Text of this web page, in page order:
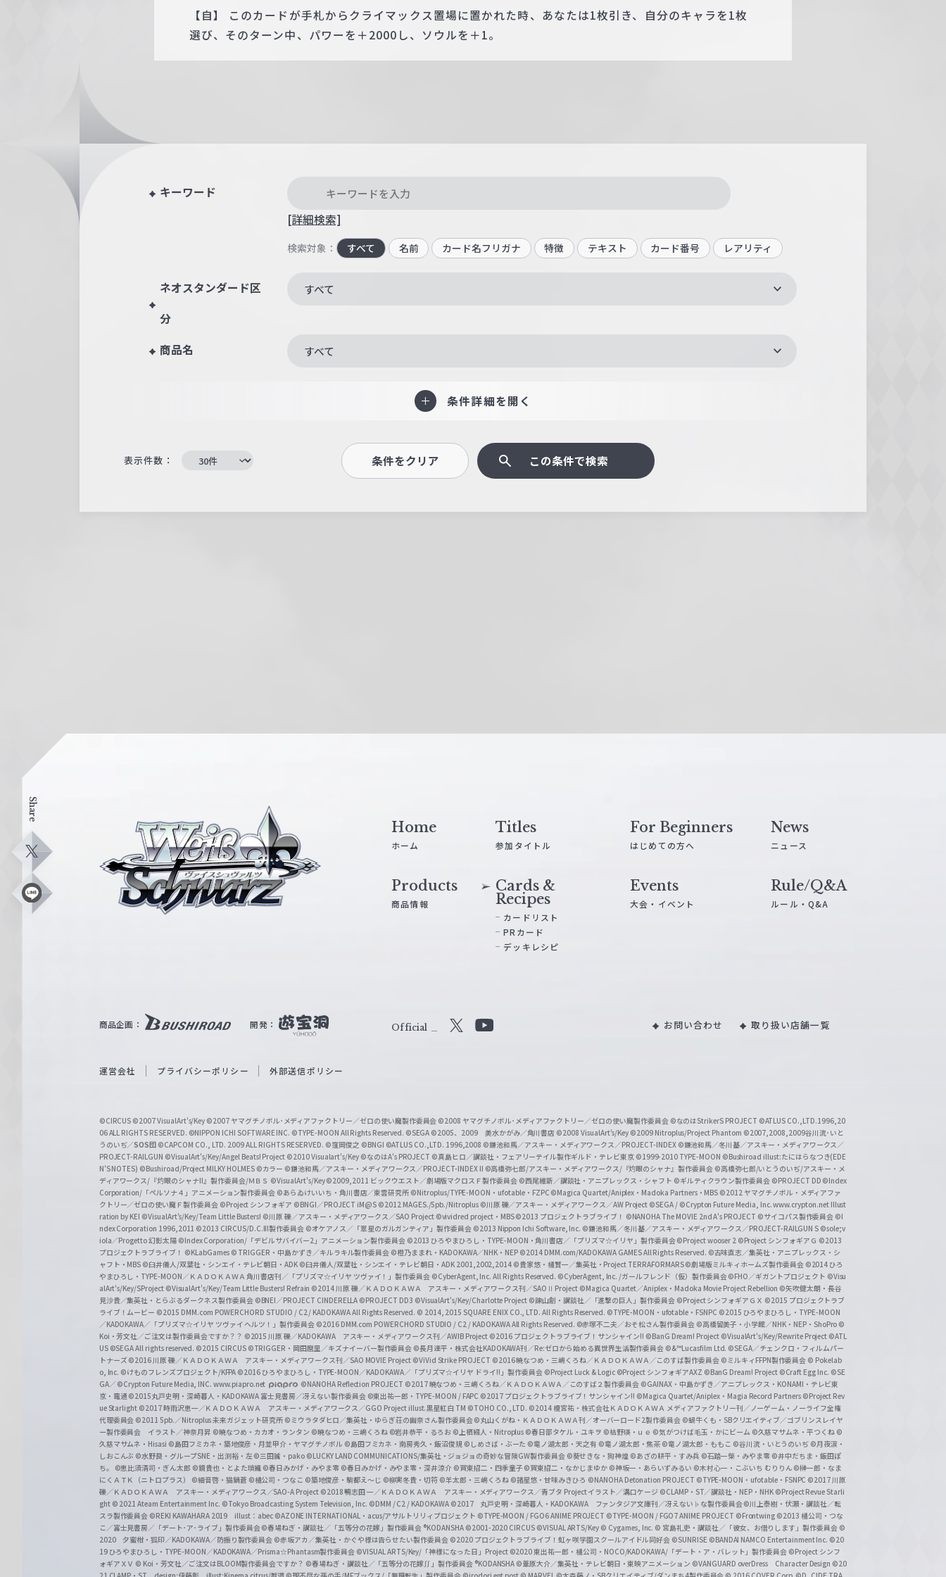
【自】 このカードが手札からクライマックス置場に置かれた時、あなたは1枚引き、自分のキャラを1枚
選び、そのターン中、パワーを＋2000し、ソウルを＋1。
キーワード
[詳細検索]
検索対象： すべて 名前 カード名フリガナ 特徴 テキスト カード番号 レアリティ
ネオスタンダード区
分
すべて
商品名 すべて
条件詳細を開く
表示件数： 条件をクリア この条件で検索
Share
X
L
ス
W
i
c
h
w
a
r
z
Home
ホーム
Titles
参加タイトル
For Beginners
はじめての方へ
News
ニュース
Products
商品情報
Cards &
Recipes
カードリスト
PRカード
デッキレシピ
Events
大会・イベント
Rule/Q&A
ルール・Q&A
商品企画： 開発： Official
Y
b
e
O
f
f
i
c
i
a
l
C
h
a
n
n
e
l
お問い合わせ 取り扱い店舗一覧
運営会社 プライバシーポリシー 外部送信ポリシー
©CIRCUS ©2007 VisualArt's/Key ©2007 ヤマグチノボル･メディアファクトリー／ゼロの使い魔製作委員会 ©2008 ヤマグチノボル･メディアファクトリー／ゼロの使い魔製作委員会 ©なのはStrikerS PROJECT ©ATLUS CO.,LTD.1996,20
06 ALL RIGHTS RESERVED. ©NIPPON ICHI SOFTWARE INC. ©TYPE-MOON All Rights Reserved. ©SEGA ©2005、2009 美水かがみ／角川書店 ©2008 VisualArt's/Key ©2009 Nitroplus/Project Phantom ©2007,2008,2009谷川流･いと
うのいぢ／SOS団 ©CAPCOM CO., LTD. 2009 ALL RIGHTS RESERVED. ©窪岡俊之 ©BNGI ©ATLUS CO.,LTD. 1996,2008 ©鎌池和馬／アスキー・メディアワークス／PROJECT-INDEX ©鎌池和馬／冬川基／アスキー・メディアワークス／
PROJECT-RAILGUN ©VisualArt's/Key/Angel Beats! Project ©2010 Visualart's/Key ©なのはA's PROJECT ©真島ヒロ／講談社・フェアリーテイル製作ギルド・テレビ東京 ©1999-2010 TYPE-MOON ©Bushiroad illust:たにはらなつき(EDE
N'S NOTES) ©Bushiroad/Project MILKY HOLMES ©カラー ©鎌池和馬／アスキー・メディアワークス／PROJECT-INDEX II ©高橋弥七郎/アスキー・メディアワークス/『灼眼のシャナ』製作委員会 ©高橋弥七郎/いとうのいぢ/アスキー・メ
ディアワークス/『灼眼のシャナII』製作委員会/ＭＢＳ ©VisualArt's/Key©2009,2011 ビックウエスト／劇場版マクロスＦ製作委員会 ©西尾維新／講談社・アニプレックス・シャフト ©ギルティクラウン製作委員会 ©PROJECT DD ©Index
Corporation/「ペルソナ４」アニメーション製作委員会 ©あらゐけいいち・角川書店／東雲研究所 ©Nitroplus/TYPE-MOON・ufotable・FZPC ©Magica Quartet/Aniplex・Madoka Partners・MBS ©2012 ヤマグチノボル・メディアファ
クトリー／ゼロの使い魔Ｆ製作委員会 ©Project シンフォギア ©BNGI／PROJECT iM@S ©2012 MAGES./5pb./Nitroplus ©川原 礫／アスキー・メディアワークス／AW Project ©SEGA / ©Crypton Future Media, Inc. www.crypton.net Illust
ration by KEI ©VisualArt's/Key/Team Little Busters! ©川原 礫／アスキー・メディアワークス／SAO Project ©vividred project・MBS ©2013 プロジェクトラブライブ！ ©NANOHA The MOVIE 2nd A's PROJECT ©サイコパス製作委員会 ©I
ndex Corporation 1996,2011 ©2013 CIRCUS/D.C.III製作委員会 ©オケアノス／「翠星のガルガンティア」製作委員会 ©2013 Nippon Ichi Software, Inc. ©鎌池和馬／冬川基／アスキー・メディアワークス／PROJECT-RAILGUN S ©sole;v
iola／Progetto 幻影太陽 ©Index Corporation/「デビルサバイバー2」アニメーション製作委員会 ©2013 ひろやまひろし・TYPE-MOON・角川書店／「プリズマ☆イリヤ」製作委員会©Project wooser 2 ©Project シンフォギアＧ ©2013
プロジェクトラブライブ！ ©KLabGames © TRIGGER・中島かずき／キルラキル製作委員会 ©橙乃ままれ・KADOKAWA／NHK・NEP ©2014 DMM.com/KADOKAWA GAMES All Rights Reserved. ©古味直志／集英社・アニプレックス・シ
ャフト・MBS ©臼井儀人/双葉社・シンエイ・テレビ朝日・ADK ©臼井儀人/双葉社・シンエイ・テレビ朝日・ADK 2001,2002,2014 ©貴家悠・橘賢一／集英社・Project TERRAFORMARS©劇場版ミルキィホームズ製作委員会 ©2014 ひろ
やまひろし・TYPE-MOON／ＫＡＤＯＫＡＷＡ 角川書店刊／「プリズマ☆イリヤ ツヴァイ！」製作委員会 ©CyberAgent, Inc. All Rights Reserved. ©CyberAgent, Inc. /ガールフレンド（仮）製作委員会©FHO／ギガントプロジェクト ©Visu
alArt's/Key/SProject ©VisualArt's/Key/Team Little Busters! Refrain ©2014 川原 礫／ＫＡＤＯＫＡＷＡ アスキー・メディアワークス刊／SAOⅡ Project ©Magica Quartet／Aniplex・Madoka Movie Project Rebellion ©矢吹健太朗・長谷
見沙貴／集英社・とらぶるダークネス製作委員会 ©BNEI／PROJECT CINDERELLA ©PROJECT DD3 ©VisualArt's/Key/Charlotte Project ©諫山創・講談社／「進撃の巨人」製作委員会 ©Project シンフォギアＧＸ ©2015 プロジェクトラブ
ライブ！ムービー ©2015 DMM.com POWERCHORD STUDIO / C2 / KADOKAWA All Rights Reserved. © 2014, 2015 SQUARE ENIX CO., LTD. All Rights Reserved. ©TYPE-MOON・ufotable・FSNPC ©2015 ひろやまひろし・TYPE-MOON
／KADOKAWA／「プリズマ☆イリヤ ツヴァイ ヘルツ！」製作委員会 ©2016 DMM.com POWERCHORD STUDIO / C2 / KADOKAWA All Rights Reserved. ©赤塚不二夫／おそ松さん製作委員会 ©高橋留美子・小学館／NHK・NEP・ShoPro ©
Koi・芳文社／ご注文は製作委員会ですか？？ ©2015 川原 礫／KADOKAWA アスキー・メディアワークス刊／AWIB Project ©2016 プロジェクトラブライブ！サンシャイン!! ©BanG Dream! Project ©VisualArt's/Key/Rewrite Project ©ATL
US ©SEGA All rights reserved. ©2015 CIRCUS ©TRIGGER・岡田麿里／キズナイーバー製作委員会 ©長月達平・株式会社KADOKAWA刊／Re:ゼロから始める異世界生活製作委員会 ©&™Lucasfilm Ltd. ©SEGA／チェンクロ・フィルムパー
トナーズ©2016 川原 礫／ＫＡＤＯＫＡＷＡ アスキー・メディアワークス刊／SAO MOVIE Project ©ViVid Strike PROJECT ©2016 暁なつめ・三嶋くろね／ＫＡＤＯＫＡＷＡ／このすば製作委員会 ©ミルキィFFPN製作委員会 © Pokelab
o, Inc. ©けものフレンズプロジェクト/KFPA ©2016 ひろやまひろし・TYPE-MOON／KADOKAWA／「プリズマ☆イリヤ ドライ!!」製作委員会 ©Project Luck & Logic ©Project シンフォギアAXZ ©BanG Dream! Project ©Craft Egg Inc. ©SE
GA／ ©Crypton Future Media, INC. www.piapro.net
©NANOHA Reflection PROJECT ©2017 暁なつめ・三嶋くろね／ＫＡＤＯＫＡＷＡ／このすば２製作委員会 ©GAINAX・中島かずき／アニプレックス・KONAMI・テレビ東
京・電通 ©2015丸戸史明・深崎暮人・KADOKAWA 富士見書房／冴えない製作委員会 ©東出祐一郎・TYPE-MOON / FAPC ©2017 プロジェクトラブライブ！サンシャイン!! ©Magica Quartet/Aniplex・Magia Record Partners ©Project Rev
ue Starlight ©2017 時雨沢恵一／ＫＡＤＯＫＡＷＡ アスキー・メディアワークス／GGO Project illust.黒星紅白 TM ©TOHO CO., LTD. ©2014 榎宮祐・株式会社ＫＡＤＯＫＡＷＡ メディアファクトリー刊／ノーゲーム・ノーライフ全権
代理委員会 ©2011 5pb.／Nitroplus 未来ガジェット研究所 ©ミウラタダヒロ／集英社・ゆらぎ荘の幽奈さん製作委員会©丸山くがね・ＫＡＤＯＫＡＷＡ刊／オーバーロード2製作委員会 ©蝸牛くも・SBクリエイティブ／ゴブリンスレイヤ
ー製作委員会 イラスト／神奈月昇 ©暁なつめ・カカオ・ランタン ©暁なつめ・三嶋くろね ©岩井恭平・るろお ©上栖綴人・Nitroplus ©春日部タケル・ユキヲ ©枯野瑛・ｕｅ ©気がつけば毛玉・かにビーム ©久慈マサムネ・平つくね ©
久慈マサムネ・Hisasi ©島田フミカネ・築地俊彦・月並甲介・ヤマグチノボル ©島田フミカネ・南房秀久・飯沼俊規 ©しめさば・ぶーた ©竜ノ湖太郎・天之有 ©竜ノ湖太郎・焦茶 ©竜ノ湖太郎・ももこ ©谷川流・いとうのいぢ ©月夜涙・
しおこんぶ ©水野良・グループSNE・出渕裕・左©三田誠・pako ©LUCKY LAND COMMUNICATIONS/集英社・ジョジョの奇妙な冒険GW製作委員会 ©葵せきな・狗神煌 ©あざの耕平・すみ兵 ©石踏一榮・みやま零 ©井中だちま・飯田ぽ
ち。
©恵比須清司・ぎん太郎 ©鏡貴也・とよた瑣織 ©春日みかげ・みやま零 ©春日みかげ・みやま零・深井涼介 ©賀東招二・四季童子 ©賀東招二・なかじまゆか ©神坂一・あらいずみるい ©木村心一・こぶいち むりりん ©榊一郎・なま
にくＡＴＫ（ニトロプラス） ©細音啓・猫鍋蒼 ©橘公司・つなこ ©築地俊彦・駒都え～じ ©柳実冬貴・切符 ©羊太郎・三嶋くろね ©諸星悠・甘味みきひろ ©NANOHA Detonation PROJECT ©TYPE-MOON・ufotable・FSNPC ©2017 川原
礫／ＫＡＤＯＫＡＷＡ アスキー・メディアワークス／SAO-A Project ©2018 鴨志田 一／ＫＡＤＯＫＡＷＡ アスキー・メディアワークス／青ブタ Project イラスト／溝口ケージ ©CLAMP・ST／講談社・NEP・NHK ©Project Revue Starli
ght © 2021 Ateam Entertainment Inc. ©Tokyo Broadcasting System Television, Inc. ©DMM / C2 / KADOKAWA ©2017 丸戸史明・深崎暮人・KADOKAWA ファンタジア文庫刊／冴えない♭な製作委員会©川上泰樹・伏瀬・講談社／転
スラ製作委員会 ©REKI KAWAHARA 2019 illust：abec ©AZONE INTERNATIONAL・acus/アサルトリリィプロジェクト ©TYPE-MOON / FGO6 ANIME PROJECT ©TYPE-MOON / FGO7 ANIME PROJECT ©Frontwing ©2013 橘公司・つな
こ／富士見書房／「デート･ア･ライブ」製作委員会©春場ねぎ・講談社／「五等分の花嫁」製作委員会 ®KODANSHA ©2001-2020 CIRCUS ©VISUAL ARTS/Key © Cygames, Inc. © 宮島礼吏・講談社／「彼女、お借りします」製作委員会 ©
2020 夕蜜柑・狐印／KADOKAWA／防振り製作委員会 ©赤坂アカ／集英社・かぐや様は告らせたい製作委員会 ©2020 プロジェクトラブライブ！虹ヶ咲学園スクールアイドル同好会 ©SUNRISE ©BANDAI NAMCO Entertainment Inc. ©20
19 ひろやまひろし・TYPE-MOON／KADOKAWA／Prisma☆Phantasm製作委員会 ©VISUAL ARTS/Key/「神様になった日」Project ©2020 東出祐一郎・橘公司・NOCO/KADOKAWA/「デート・ア・バレット」製作委員会 ©Project シンフ
ォギアＸＶ © Koi・芳文社／ご注文はBLOOM製作委員会ですか？ ©春場ねぎ・講談社／「五等分の花嫁∬」製作委員会 ®KODANSHA ©葦原大介／集英社・テレビ朝日・東映アニメーション ©VANGUARD overDress Character Design ©20